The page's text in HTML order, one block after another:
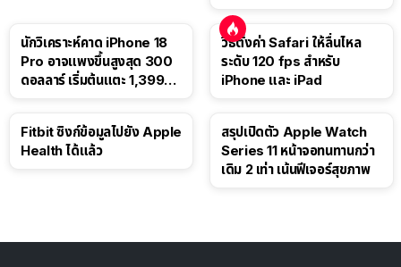
นักวิเคราะห์คาด iPhone 18
Pro อาจแพงขึ้นสูงสุด 300
ดอลลาร์ เริ่มต้นแตะ 1,399
วิธีตั้งค่า Safari ให้ลื่นไหล
ระดับ 120 fps สำหรับ
iPhone และ iPad
Fitbit ซิงก์ข้อมูลไปยัง Apple
Health ได้แล้ว
สรุปเปิดตัว Apple Watch
Series 11 หน้าจอทนทานกว่า
เดิม 2 เท่า เน้นฟีเจอร์สุขภาพ